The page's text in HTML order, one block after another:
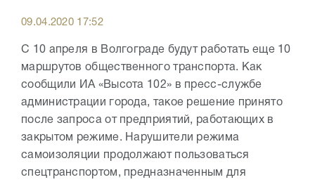
09.04.2020 17:52
С 10 апреля в Волгограде будут работать еще 10
маршрутов общественного транспорта. Как
сообщили ИА «Высота 102» в пресс-службе
администрации города, такое решение принято
после запроса от предприятий, работающих в
закрытом режиме. Нарушители режима
самоизоляции продолжают пользоваться
спецтранспортом, предназначенным для